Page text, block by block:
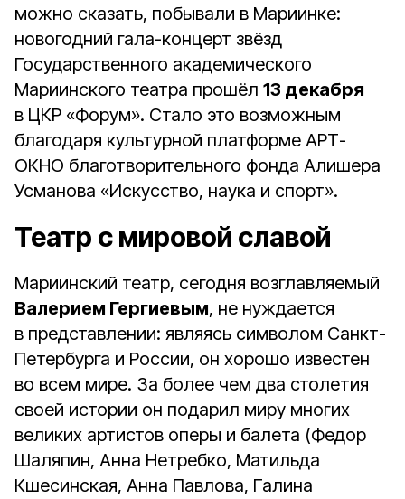
можно сказать, побывали в Мариинке:
новогодний гала-концерт звёзд
Государственного академического
Мариинского театра прошёл 13 декабря
в ЦКР «Форум». Стало это возможным
благодаря культурной платформе АРТ-
ОКНО благотворительного фонда Алишера
Усманова «Искусство, наука и спорт».
Театр с мировой славой
Мариинский театр, сегодня возглавляемый
Валерием Гергиевым, не нуждается
в представлении: являясь символом Санкт-
Петербурга и России, он хорошо известен
во всем мире. За более чем два столетия
своей истории он подарил миру многих
великих артистов оперы и балета (Федор
Шаляпин, Анна Нетребко, Матильда
Кшесинская, Анна Павлова, Галина